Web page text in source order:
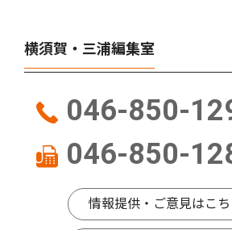
横須賀・三浦編集室
046-850-
046-850-
情報提供・ご意見はこち